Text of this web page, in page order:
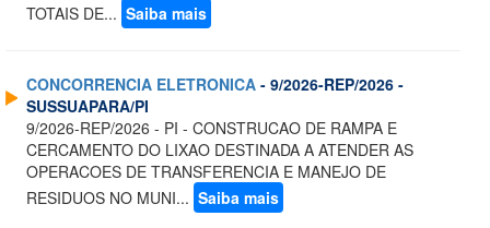
TOTAIS DE... Saiba mais
CONCORRENCIA ELETRONICA - 9/2026-REP/2026 -
SUSSUAPARA/PI
9/2026-REP/2026 - PI - CONSTRUCAO DE RAMPA E
CERCAMENTO DO LIXAO DESTINADA A ATENDER AS
OPERACOES DE TRANSFERENCIA E MANEJO DE
RESIDUOS NO MUNI... Saiba mais